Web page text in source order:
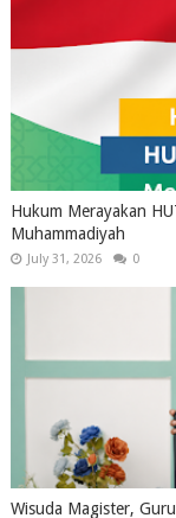
Hukum Merayakan
Muhammadiyah
July 31, 2026 0
Wisuda Magister,